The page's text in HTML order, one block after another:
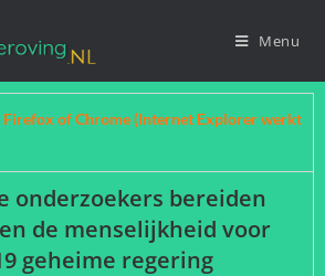
Menu
Firefox of Chrome (Internet Explorer werkt
onderzoekers bereiden
de menselijkheid voor
geheime regering